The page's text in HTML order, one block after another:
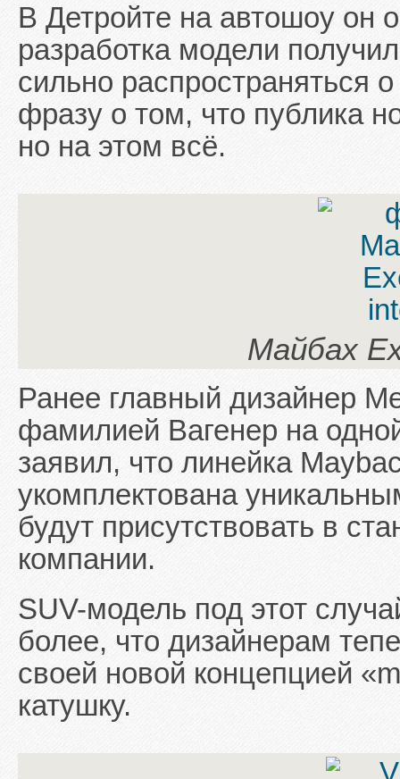
В Детройте на автошоу он
разработка модели
сильно распространяться
фразу о том, что публика
но на этом всё.
Майбах
Ранее главный дизайнер
фамилией Вагенер на
заявил, что линейка
укомплектована
будут присутствовать в
компании.
SUV-модель под этот
более, что дизайнерам
своей новой концепцией
катушку.